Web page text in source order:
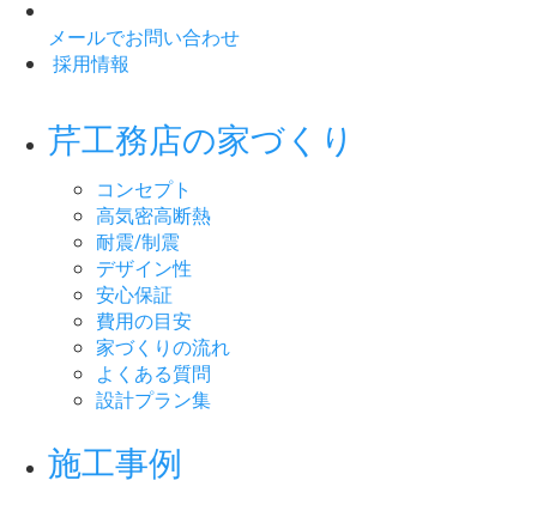
メールでお問い合わせ
採用情報
芹工務店の家づくり
コンセプト
高気密高断熱
耐震/制震
デザイン性
安心保証
費用の目安
家づくりの流れ
よくある質問
設計プラン集
施工事例